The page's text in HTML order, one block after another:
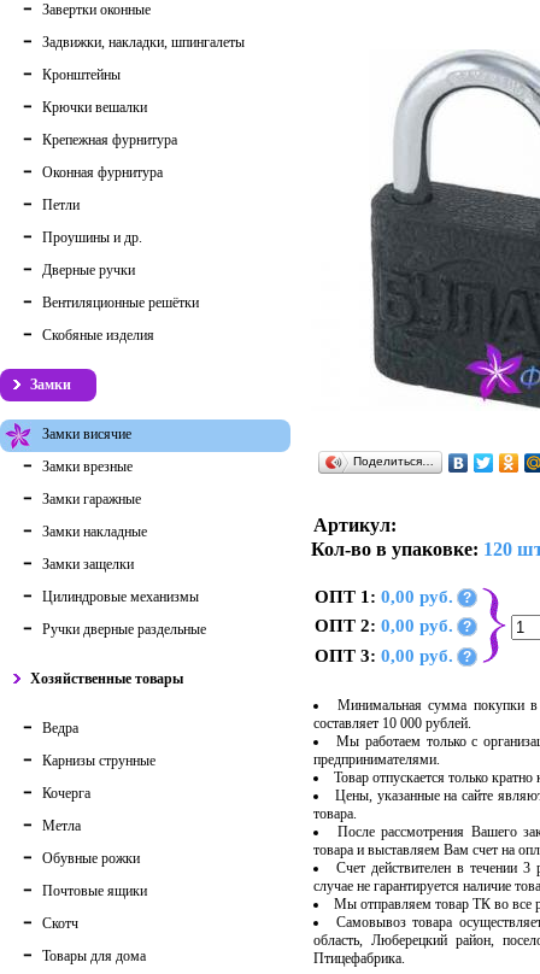
Завертки оконные
Задвижки, накладки, шпингалеты
Кронштейны
Крючки вешалки
Крепежная фурнитура
Оконная фурнитура
Петли
Проушины и др.
Дверные ручки
Вентиляционные решётки
Скобяные изделия
Замки
Замки висячие
Замки врезные
Замки гаражные
Замки накладные
Замки защелки
Цилиндровые механизмы
Ручки дверные раздельные
Хозяйственные товары
Ведра
Карнизы струнные
Кочерга
Метла
Обувные рожки
Почтовые ящики
Скотч
Товары для дома
Поделиться…
Артикул:
Кол-во в упаковке: 120
ОПТ 1: 0,00 руб. ?
ОПТ 2: 0,00 руб. ?
ОПТ 3: 0,00 руб. ?
Минимальная сумма покупки в
составляет 10 000 рублей.
Мы работаем только с
предпринимателями.
Товар отпускается только
Цены, указанные на сайте
товара.
После рассмотрения Вашего
товара и выставляем Вам счет на
Счет действителен в течении
случае не гарантируется наличие
Мы отправляем товар ТК во
Самовывоз товара
область, Люберецкий район,
Птицефабрика.